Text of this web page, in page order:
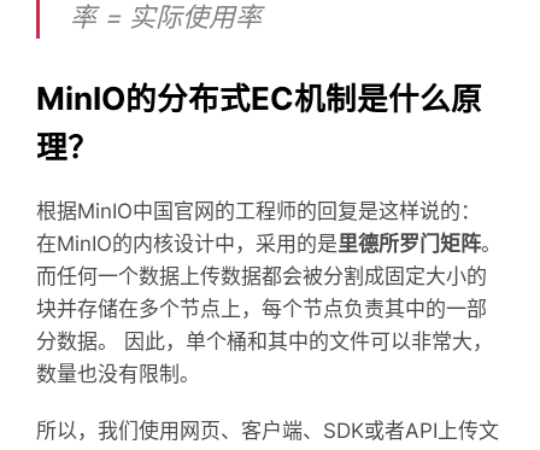
率 = 实际使用率
MinIO的分布式EC机制是什么原
理？
根据MinIO中国官网的工程师的回复是这样说的：
在MinIO的内核设计中，采用的是​里德所罗门矩阵​。
而任何一个数据上传数据都会被分割成固定大小的
块并存储在多个节点上，每个节点负责其中的一部
分数据。 因此，单个桶和其中的文件可以非常大，
数量也没有限制。
所以，我们使用网页、客户端、SDK或者API上传文